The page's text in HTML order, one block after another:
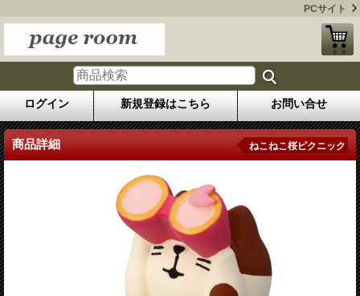
PCサイト
ログイン 新規登録はこちら お問い合せ
商品詳細 ねこねこ桜ピクニック